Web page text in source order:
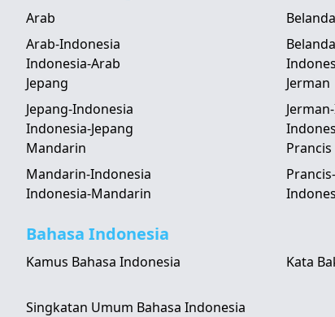
Arab
Arab-Indonesia
Indonesia-Arab
Belanda
Jepang
Jepang-Indonesia
Indonesia-Jepang
Jerman
Mandarin
Mandarin-Indonesia
Indonesia-Mandarin
Prancis
Bahasa Indonesia
Kamus Bahasa Indonesia Kata
Singkatan Umum Bahasa Indonesia